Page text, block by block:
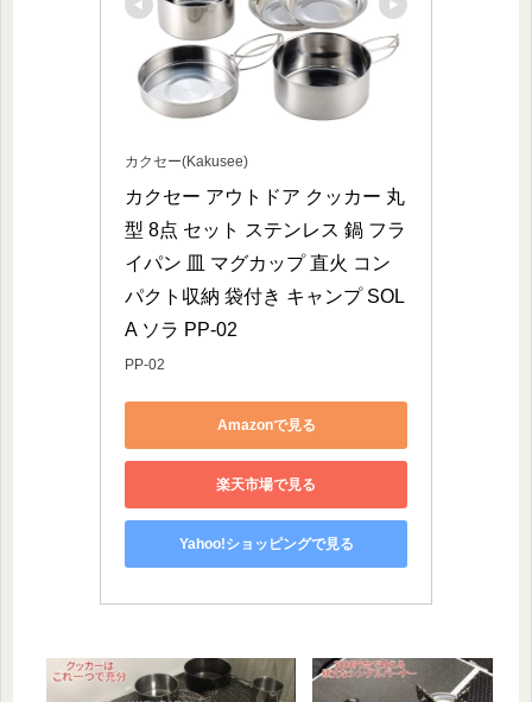
カクセー(Kakusee)
カクセー アウトドア クッカー 丸
型 8点 セット ステンレス 鍋 フラ
イパン 皿 マグカップ 直火 コン
パクト収納 袋付き キャンプ SOL
A ソラ PP-02
PP-02
Amazonで見る
楽天市場で見る
Yahoo!ショッピングで見る